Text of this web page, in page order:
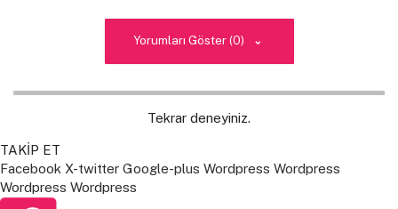
Yorumları Göster (0)
Tekrar deneyiniz.
TAKİP ET
Facebook X-twitter Google-plus Wordpress Wordpress
Wordpress Wordpress